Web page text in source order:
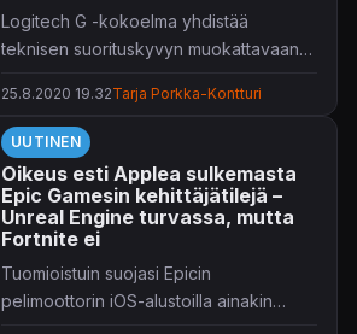
Logitech G -kokoelma yhdistää
teknisen suorituskyvyn muokattavaan
25.8.2020 19.32Tarja Porkka-Kontturi
UUTINEN
Oikeus esti Applea sulkemasta
Epic Gamesin kehittäjätilejä –
Unreal Engine turvassa, mutta
Fortnite ei
Tuomioistuin suojasi Epicin
pelimoottorin iOS-alustoilla ainakin